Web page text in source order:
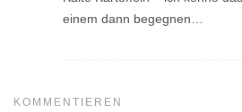
einem dann begegnen…
KOMMENTIEREN